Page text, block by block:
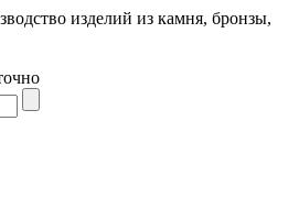
изделий из камня, бронзы,